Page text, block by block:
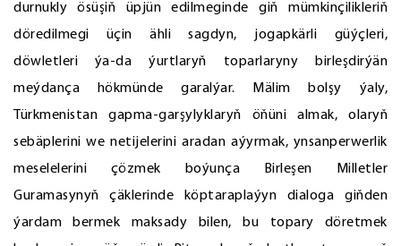
durnukly ösüşiň üpjün edilmeginde giň mümkinçilikleriň
döredilmegi üçin ähli sagdyn, jogapkärli güýçleri,
döwletleri ýa-da ýurtlaryň toparlaryny birleşdirýän
meýdança hökmünde garalýar. Mälim bolşy ýaly,
Türkmenistan gapma-garşylyklaryň öňüni almak, olaryň
sebäplerini we netijelerini aradan aýyrmak, ynsanperwerlik
meselelerini çözmek boýunça Birleşen Milletler
Guramasynyň çäklerinde köptaraplaýyn dialoga giňden
ýardam bermek maksady bilen, bu topary döretmek